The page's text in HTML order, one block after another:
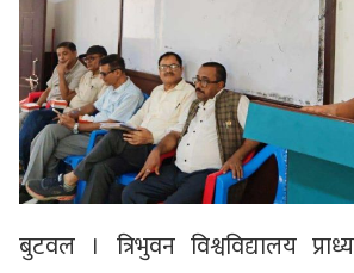
बुटवल । त्रिभुवन विश्वविद्यालय